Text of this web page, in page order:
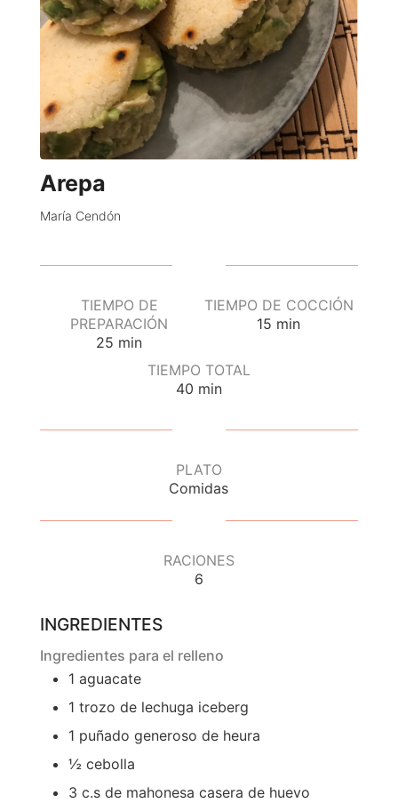
Arepa
María Cendón
TIEMPO DE
PREPARACIÓN
25 min
TIEMPO DE COCCIÓN
15 min
TIEMPO TOTAL
40 min
PLATO
Comidas
RACIONES
6
INGREDIENTES
Ingredientes para el relleno
1 aguacate
1 trozo de lechuga iceberg
1 puñado generoso de heura
½ cebolla
3 c.s de mahonesa casera de huevo